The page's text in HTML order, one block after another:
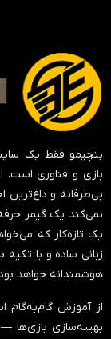
بنچیمو فقط یک
بازی و فناوری است.
بی‌طرفانه و داغ‌ترین
نمی‌کند یک گیمر
یک تازه‌کار که
زبانی ساده و با تکیه
هوشمندانه خواهد
از آموزش گام‌به‌گام
بهینه‌سازی بازی‌ها